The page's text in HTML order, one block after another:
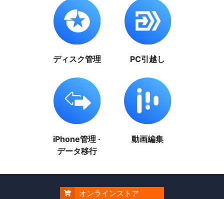
ディスク管理 PC引越し
iPhone管理 ·
データ移行
動画編集
 オンラインストア